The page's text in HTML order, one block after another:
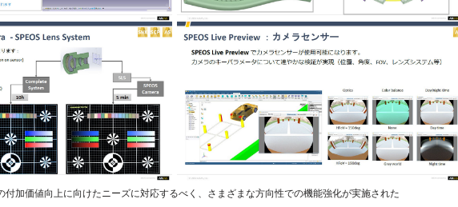
付加価値向上に向けたニーズに対応するべく、さまざまな方向性での機能強化が実施された